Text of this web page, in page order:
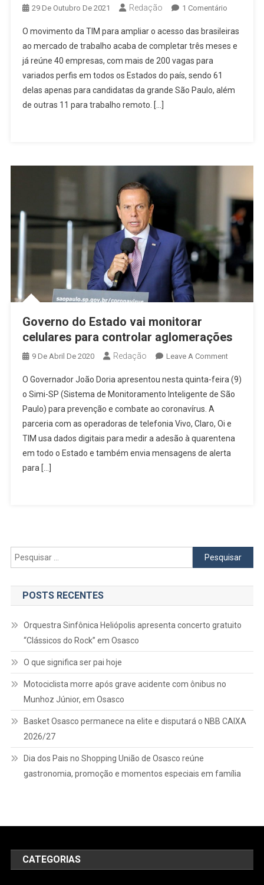
29 De Outubro De 2021 Redação 1 ComentárioEm
Oferece
Vagas
Remotas
O movimento da TIM para ampliar o acesso das brasileiras
ao mercado de trabalho acaba de completar três meses e
já reúne 40 empresas, com mais de 200 vagas para
variados perfis em todos os Estados do país, sendo 61
delas apenas para candidatas da grande São Paulo, além
de outras 11 para trabalho remoto. […]
Governo do Estado vai monitorar
celulares para controlar aglomerações
9 De Abril De 2020 Redação Leave A CommentOn
Do
Estado
Monitorar
Celulares
Para
O Governador João Doria apresentou nesta quinta-feira (9)
o Simi-SP (Sistema de Monitoramento Inteligente de São
Paulo) para prevenção e combate ao coronavírus. A
parceria com as operadoras de telefonia Vivo, Claro, Oi e
TIM usa dados digitais para medir a adesão à quarentena
em todo o Estado e também envia mensagens de alerta
para […]
Pesquisar
por:
POSTS RECENTES
Orquestra Sinfônica Heliópolis apresenta concerto gratuito
“Clássicos do Rock” em Osasco
O que significa ser pai hoje
Motociclista morre após grave acidente com ônibus no
Munhoz Júnior, em Osasco
Basket Osasco permanece na elite e disputará o NBB CAIXA
2026/27
Dia dos Pais no Shopping União de Osasco reúne
gastronomia, promoção e momentos especiais em família
CATEGORIAS